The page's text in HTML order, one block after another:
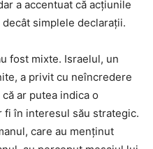
a accentuat că acțiunile
simplele declarații.
fost mixte. Israelul, un
a privit cu neîncredere
ar putea indica o
fi în interesul său strategic.
care au menținut